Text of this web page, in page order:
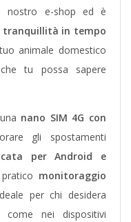
nostro e-shop ed è
tranquillità in tempo
animale domestico
tu possa sapere
nano SIM 4G con
gli spostamenti
per Android e
monitoraggio
per chi desidera
come nei dispositivi